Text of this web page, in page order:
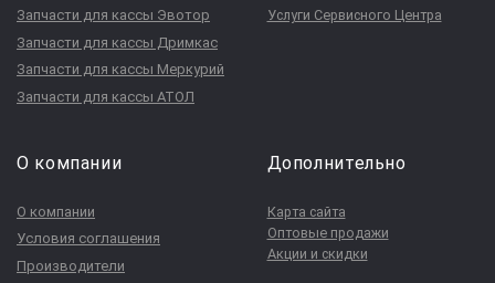
Запчасти для кассы Эвотор
Запчасти для кассы Дримкас
Запчасти для кассы Меркурий
Запчасти для кассы АТОЛ
Услуги Сервисного Центра
О компании
О компании
Условия соглашения
Производители
Дополнительно
Карта сайта
Оптовые продажи
Акции и скидки